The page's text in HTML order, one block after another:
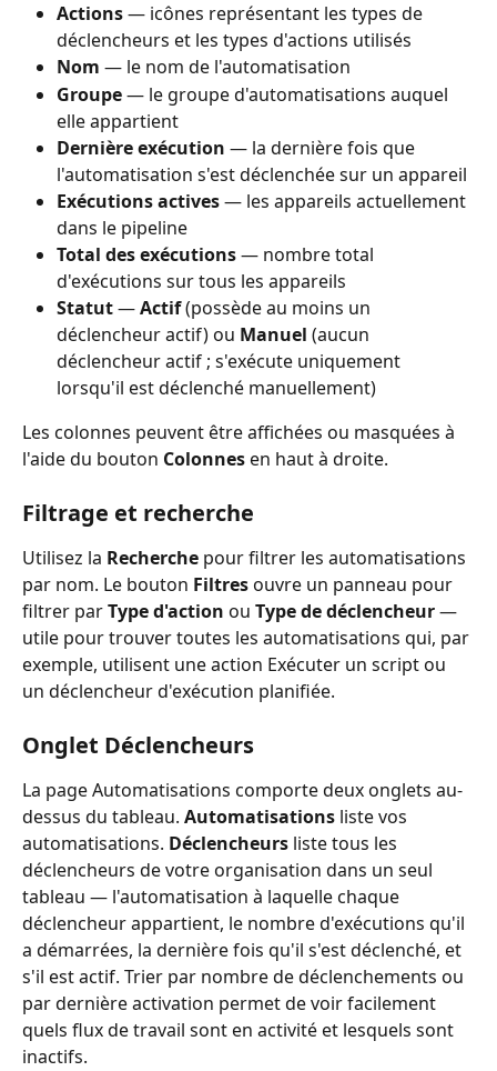
Actions — icônes représentant les types de
déclencheurs et les types d'actions utilisés
Nom — le nom de l'automatisation
Groupe — le groupe d'automatisations auquel
elle appartient
Dernière exécution — la dernière fois que
l'automatisation s'est déclenchée sur un appareil
Exécutions actives — les appareils actuellement
dans le pipeline
Total des exécutions — nombre total
d'exécutions sur tous les appareils
Statut — Actif (possède au moins un
déclencheur actif) ou Manuel (aucun
déclencheur actif ; s'exécute uniquement
lorsqu'il est déclenché manuellement)
Les colonnes peuvent être affichées ou masquées à
l'aide du bouton Colonnes en haut à droite.
Filtrage et recherche
Utilisez la Recherche pour filtrer les automatisations
par nom. Le bouton Filtres ouvre un panneau pour
filtrer par Type d'action ou Type de déclencheur —
utile pour trouver toutes les automatisations qui, par
exemple, utilisent une action Exécuter un script ou
un déclencheur d'exécution planifiée.
Onglet Déclencheurs
La page Automatisations comporte deux onglets au-
dessus du tableau. Automatisations liste vos
automatisations. Déclencheurs liste tous les
déclencheurs de votre organisation dans un seul
tableau — l'automatisation à laquelle chaque
déclencheur appartient, le nombre d'exécutions qu'il
a démarrées, la dernière fois qu'il s'est déclenché, et
s'il est actif. Trier par nombre de déclenchements ou
par dernière activation permet de voir facilement
quels flux de travail sont en activité et lesquels sont
inactifs.